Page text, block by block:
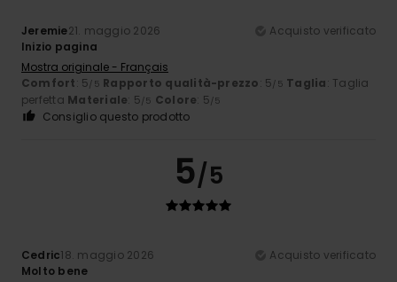
Jeremie21. maggio 2026
Acquisto verificato
Inizio pagina
Mostra originale - Français
Comfort: 5 /5 Rapporto qualità-prezzo: 5 /5 Taglia: Taglia
perfetta Materiale: 5 /5 Colore: 5 /5
Consiglio questo prodotto
5/5
Cedric18. maggio 2026
Acquisto verificato
Molto bene